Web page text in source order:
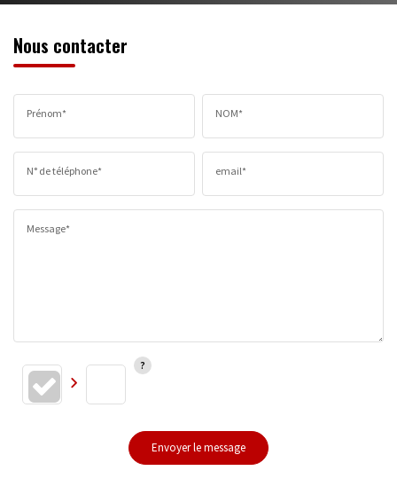
Nous contacter
Prénom* NOM*
N° de téléphone* email*
Message*
Envoyer le message